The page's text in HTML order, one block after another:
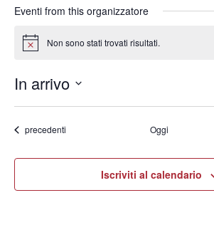
Eventi from this organizzatore
Notice Non sono stati trovati risultati.
In arrivo
data.
Eventi
precedenti Oggi
Iscriviti al calendario